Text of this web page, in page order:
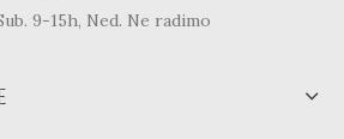
9-15h, Ned. Ne radimo